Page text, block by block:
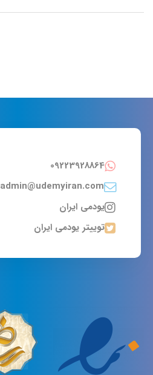
09223928864
admin@udemyiran.com
یودمی ایران
توییتر یودمی ایران